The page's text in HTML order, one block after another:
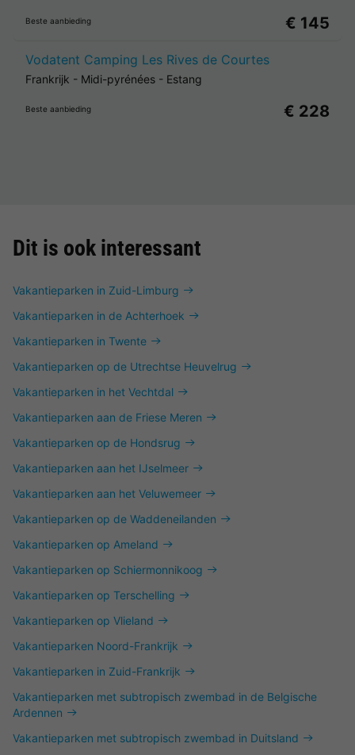
Beste aanbieding € 145
Vodatent Camping Les Rives de Courtes
Frankrijk - Midi-pyrénées - Estang
Beste aanbieding € 228
Dit is ook interessant
Vakantieparken in Zuid-Limburg
Vakantieparken in de Achterhoek
Vakantieparken in Twente
Vakantieparken op de Utrechtse Heuvelrug
Vakantieparken in het Vechtdal
Vakantieparken aan de Friese Meren
Vakantieparken op de Hondsrug
Vakantieparken aan het IJselmeer
Vakantieparken aan het Veluwemeer
Vakantieparken op de Waddeneilanden
Vakantieparken op Ameland
Vakantieparken op Schiermonnikoog
Vakantieparken op Terschelling
Vakantieparken op Vlieland
Vakantieparken Noord-Frankrijk
Vakantieparken in Zuid-Frankrijk
Vakantieparken met subtropisch zwembad in de Belgische
Ardennen
Vakantieparken met subtropisch zwembad in Duitsland